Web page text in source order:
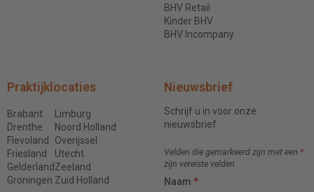
BHV Retail
Kinder BHV
BHV Incompany
Praktijklocaties
Brabant
Drenthe
Flevoland
Friesland
Gelderland
Groningen
Limburg
Noord Holland
Overijssel
Utecht
Zeeland
Zuid Holland
Nieuwsbrief
Schrijf u in voor onze
nieuwsbrief
Velden die gemarkeerd zijn met een *
zijn vereiste velden
Naam *